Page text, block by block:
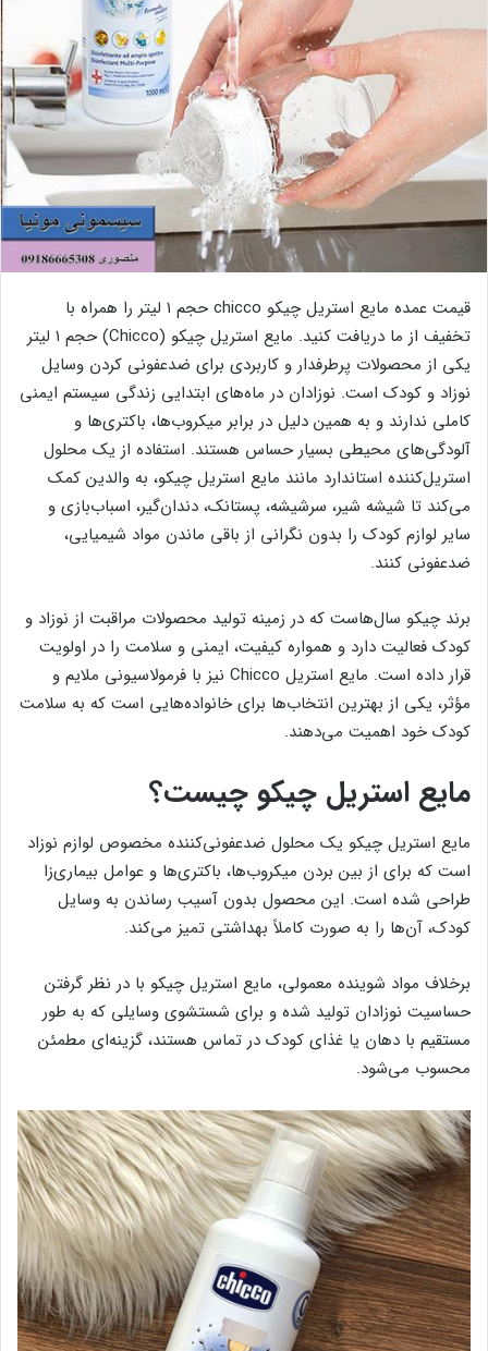
قیمت عمده مایع استریل چیکو chicco حجم ۱ لیتر را همراه با
تخفیف از ما دریافت کنید. مایع استریل چیکو (Chicco) حجم ۱ لیتر
یکی از محصولات پرطرفدار و کاربردی برای ضدعفونی کردن وسایل
نوزاد و کودک است. نوزادان در ماه‌های ابتدایی زندگی سیستم ایمنی
کاملی ندارند و به همین دلیل در برابر میکروب‌ها، باکتری‌ها و
آلودگی‌های محیطی بسیار حساس هستند. استفاده از یک محلول
استریل‌کننده استاندارد مانند مایع استریل چیکو، به والدین کمک
می‌کند تا شیشه شیر، سرشیشه، پستانک، دندان‌گیر، اسباب‌بازی و
سایر لوازم کودک را بدون نگرانی از باقی ماندن مواد شیمیایی،
ضدعفونی کنند.
برند چیکو سال‌هاست که در زمینه تولید محصولات مراقبت از نوزاد و
کودک فعالیت دارد و همواره کیفیت، ایمنی و سلامت را در اولویت
قرار داده است. مایع استریل Chicco نیز با فرمولاسیونی ملایم و
مؤثر، یکی از بهترین انتخاب‌ها برای خانواده‌هایی است که به سلامت
کودک خود اهمیت می‌دهند.
مایع استریل چیکو چیست؟
مایع استریل چیکو یک محلول ضدعفونی‌کننده مخصوص لوازم نوزاد
است که برای از بین بردن میکروب‌ها، باکتری‌ها و عوامل بیماری‌زا
طراحی شده است. این محصول بدون آسیب رساندن به وسایل
کودک، آن‌ها را به صورت کاملاً بهداشتی تمیز می‌کند.
برخلاف مواد شوینده معمولی، مایع استریل چیکو با در نظر گرفتن
حساسیت نوزادان تولید شده و برای شستشوی وسایلی که به طور
مستقیم با دهان یا غذای کودک در تماس هستند، گزینه‌ای مطمئن
محسوب می‌شود.